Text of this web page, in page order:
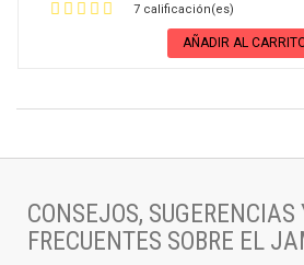
7 calificación(es)
AÑADIR AL
CONSEJOS, SUGERENCIAS
FRECUENTES SOBRE EL